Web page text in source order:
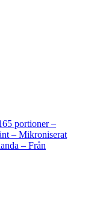
portioner –
– Mikroniserat
– Från